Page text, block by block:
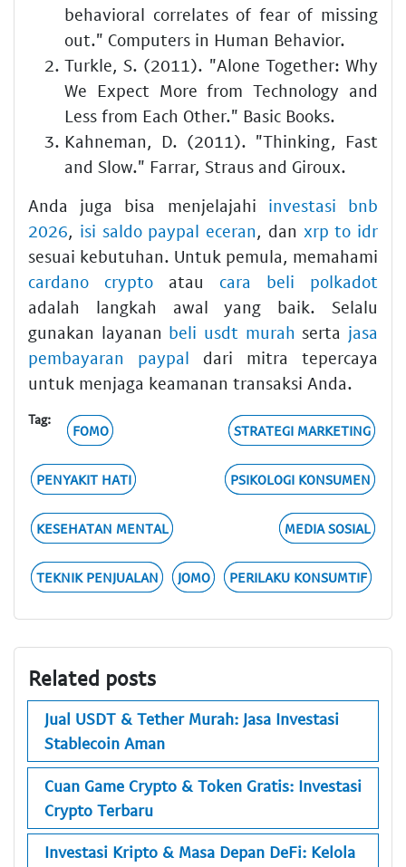
behavioral correlates of fear of missing
out." Computers in Human Behavior.
Turkle, S. (2011). "Alone Together: Why
We Expect More from Technology and
Less from Each Other." Basic Books.
Kahneman, D. (2011). "Thinking, Fast
and Slow." Farrar, Straus and Giroux.
Anda juga bisa menjelajahi investasi bnb
2026, isi saldo paypal eceran, dan xrp to idr
sesuai kebutuhan. Untuk pemula, memahami
cardano crypto atau cara beli polkadot
adalah langkah awal yang baik. Selalu
gunakan layanan beli usdt murah serta jasa
pembayaran paypal dari mitra tepercaya
untuk menjaga keamanan transaksi Anda.
Tag:
FOMO STRATEGI MARKETING
PENYAKIT HATI PSIKOLOGI KONSUMEN
KESEHATAN MENTAL MEDIA SOSIAL
TEKNIK PENJUALAN JOMO PERILAKU KONSUMTIF
Related posts
Jual USDT & Tether Murah: Jasa Investasi
Stablecoin Aman
Cuan Game Crypto & Token Gratis: Investasi
Crypto Terbaru
Investasi Kripto & Masa Depan DeFi: Kelola